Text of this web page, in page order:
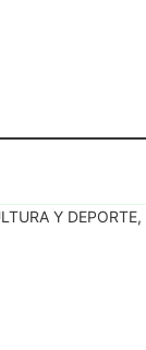
Y DEPORTE,